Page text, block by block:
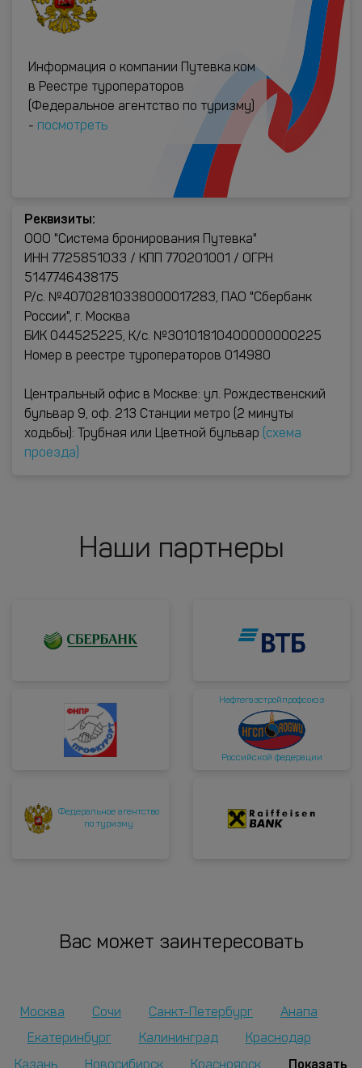
Информация о компании Путевка.ком
в Реестре туроператоров
(Федеральное агентство по туризму)
- посмотреть
Реквизиты:
ООО "Система бронирования Путевка"
ИНН 7725851033 / КПП 770201001 / ОГРН
5147746438175
Р/с. №40702810338000017283, ПАО "Сбербанк
России", г. Москва
БИК 044525225, К/с. №30101810400000000225
Номер в реестре туроператоров 014980
Центральный офис в Москве: ул. Рождественский
бульвар 9, оф. 213 Станции метро (2 минуты
ходьбы): Трубная или Цветной бульвар
(схема
проезда)
Наши партнеры
Нефтегазстройпрофсоюз
Российской федерации
Федеральное агентство
по туризму
Вас может заинтересовать
Москва Сочи Санкт-Петербург
Анапа
Екатеринбург
Калининград Краснодар
Показать